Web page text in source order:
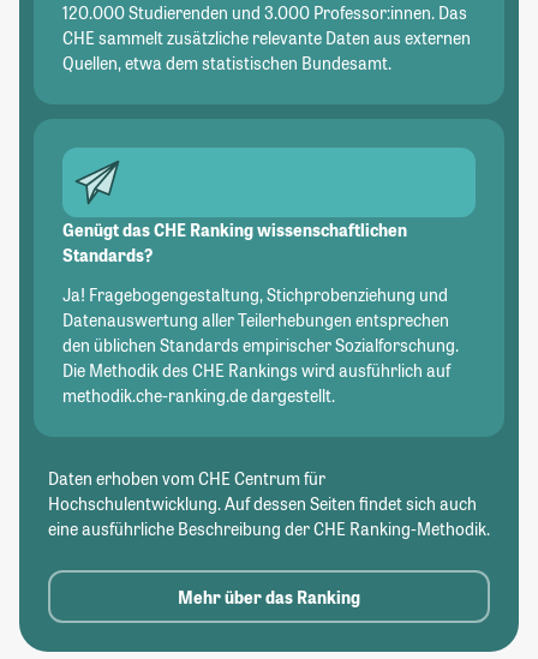
120.000 Studierenden und 3.000 Professor:innen. Das
CHE sammelt zusätzliche relevante Daten aus externen
Quellen, etwa dem statistischen Bundesamt.
Genügt das CHE Ranking wissenschaftlichen
Standards?
Ja! Fragebogengestaltung, Stichprobenziehung und
Datenauswertung aller Teilerhebungen entsprechen
den üblichen Standards empirischer Sozialforschung.
Die Methodik des CHE Rankings wird ausführlich auf
methodik.che-ranking.de dargestellt.
Daten erhoben vom CHE Centrum für
Hochschulentwicklung. Auf dessen Seiten findet sich auch
eine ausführliche Beschreibung der CHE Ranking-Methodik.
Mehr über das Ranking